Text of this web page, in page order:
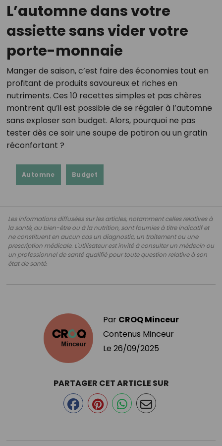
L’automne dans votre
assiette sans vider votre
porte-monnaie
Manger de saison, c’est faire des économies tout en
profitant de produits savoureux et riches en
nutriments. Ces 10 recettes simples et pas chères
montrent qu’il est possible de se régaler à l’automne
sans exploser son budget. Alors, pourquoi ne pas
tester dès ce soir une soupe de potiron ou un gratin
réconfortant ?
Automne Budget
Les informations diffusées sur les articles, notamment celles relatives à
la santé, au bien-être ou à la nutrition, sont fournies à titre indicatif et
ne constituent en aucun cas un diagnostic, un traitement ou une
prescription médicale. L'utilisateur est invité à consulter un médecin ou
un professionnel de santé qualifié pour toute question relative à son
état de santé.
Par CROQ Minceur
Contenus Minceur
Le 26/09/2025
PARTAGER CET ARTICLE SUR